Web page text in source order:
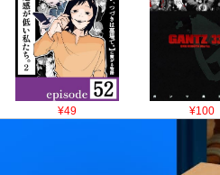
¥49 ¥100